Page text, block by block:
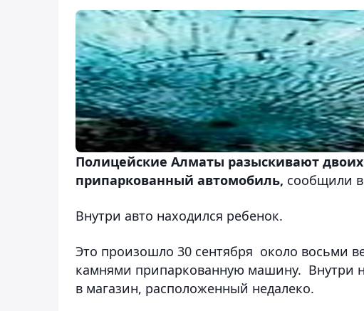
Полицейские Алматы разыскивают
припаркованный автомобиль, сообщили
Внутри авто находился ребенок.
Это произошло 30 сентября около восьми
камнями припаркованную машину. Внутри
в магазин, расположенный недалеко.